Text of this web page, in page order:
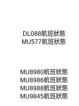
DL088航班狀態
MU577航班狀態
MU8980航班狀態
MU8986航班狀態
MU8988航班狀態
MU9845航班狀態